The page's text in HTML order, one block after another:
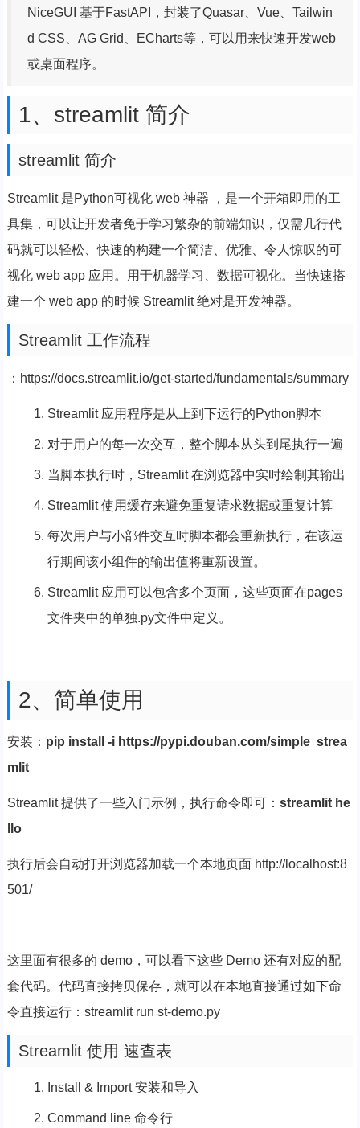
NiceGUI 基于FastAPI，封装了Quasar、Vue、Tailwin
d CSS、AG Grid、ECharts等，可以用来快速开发web
或桌面程序。
1、streamlit 简介
streamlit 简介
Streamlit 是Python可视化 web 神器 ，是一个开箱即用的工
具集，可以让开发者免于学习繁杂的前端知识，仅需几行代
码就可以轻松、快速的构建一个简洁、优雅、令人惊叹的可
视化 web app 应用。用于机器学习、数据可视化。当快速搭
建一个 web app 的时候 Streamlit 绝对是开发神器。
Streamlit 工作流程
：https://docs.streamlit.io/get-started/fundamentals/summary
Streamlit 应用程序是从上到下运行的Python脚本
对于用户的每一次交互，整个脚本从头到尾执行一遍
当脚本执行时，Streamlit 在浏览器中实时绘制其输出
Streamlit 使用缓存来避免重复请求数据或重复计算
每次用户与小部件交互时脚本都会重新执行，在该运
行期间该小组件的输出值将重新设置。
Streamlit 应用可以包含多个页面，这些页面在pages
文件夹中的单独.py文件中定义。
2、简单使用
安装： pip install -i https://pypi.douban.com/simple strea
mlit
Streamlit 提供了一些入门示例，执行命令即可： streamlit he
llo
执行后会自动打开浏览器加载一个本地页面 http://localhost:8
501/
这里面有很多的 demo，可以看下这些 Demo 还有对应的配
套代码。代码直接拷贝保存，就可以在本地直接通过如下命
令直接运行：streamlit run st-demo.py
Streamlit 使用 速查表
Install & Import 安装和导入
Command line 命令行